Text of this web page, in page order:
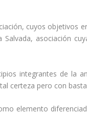
cuyos objetivos
asociación
integrantes de la
certeza pero con
elemento